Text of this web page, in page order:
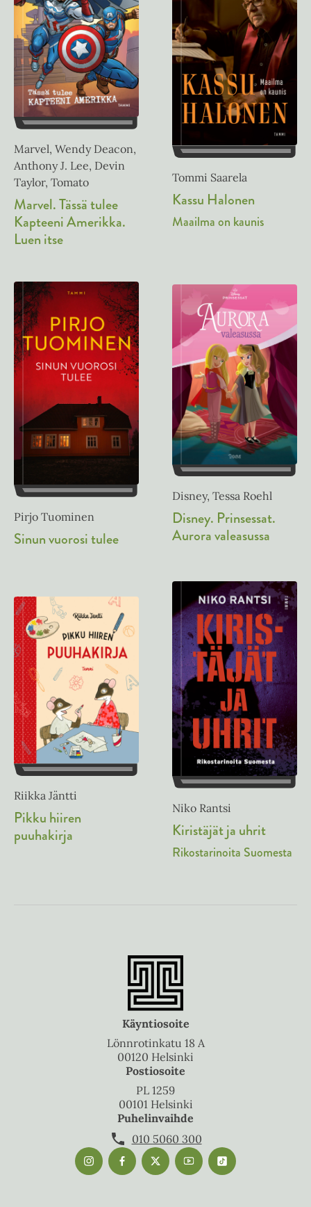
Marvel, Wendy Deacon,
Anthony J. Lee, Devin
Taylor, Tomato
Marvel. Tässä tulee
Kapteeni Amerikka.
Luen itse
Tommi Saarela
Kassu Halonen
Maailma on kaunis
Pirjo Tuominen
Sinun vuorosi tulee
Disney, Tessa Roehl
Disney. Prinsessat.
Aurora valeasussa
Riikka Jäntti
Pikku hiiren
puuhakirja
Niko Rantsi
Kiristäjät ja uhrit
Rikostarinoita Suomesta
Käyntiosoite
Lönnrotinkatu 18 A
00120 Helsinki
Postiosoite
PL 1259
00101 Helsinki
Puhelinvaihde
010 5060 300